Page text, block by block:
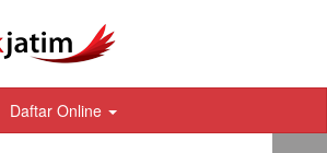
Daftar Online